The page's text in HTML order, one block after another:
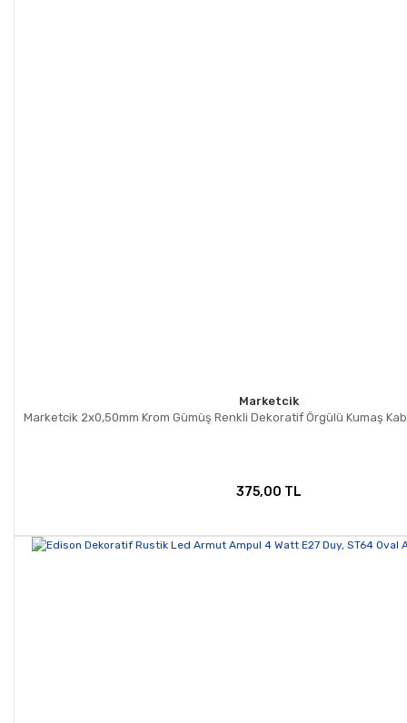
Marketcik
Marketcik 2x0,50mm Krom Gümüş Renkli Dekoratif Örgülü Kumaş
375,00 TL